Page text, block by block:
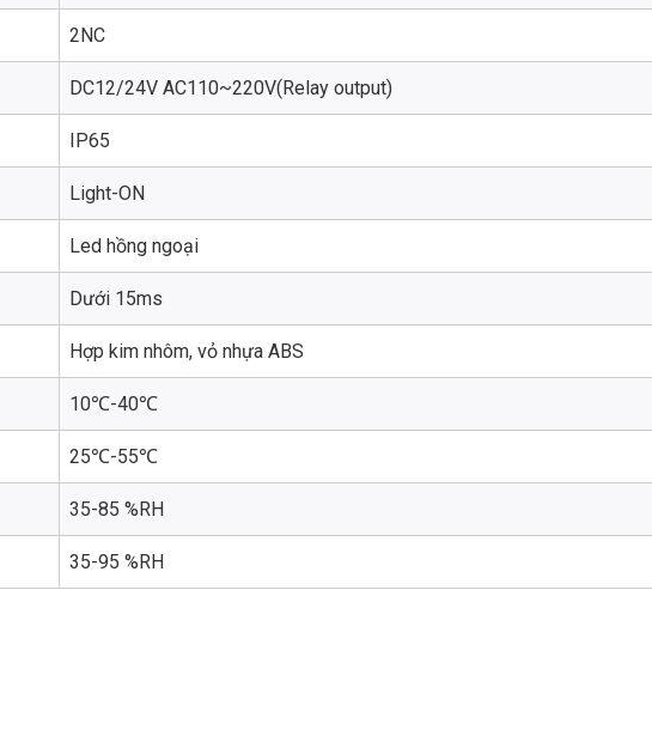
2NC
DC12/24V AC110~220V(Relay output)
IP65
Light-ON
Led hồng ngoại
Dưới 15ms
Hợp kim nhôm, vỏ nhựa ABS
10℃-40℃
25℃-55℃
35-85 %RH
35-95 %RH